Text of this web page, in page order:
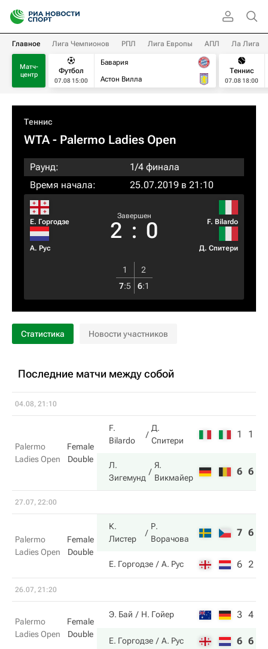
Главное Лига Чемпионов РПЛ Лига Европы АПЛ Ла Лига
Матч-
центр
Футбол
07.08 15:00
Бавария
Астон Вилла
Теннис
07.08 18:00
Теннис
WTA- Palermo Ladies Open
Раунд:
1/4 финала
Время начала:
25.07.2019 в 21:10
Е. Горгодзе
А. Рус
Завершен
2 : 0 F. Bilardo
Д. Спитери
1
2
7:5 6:1
Статистика Новости участников
Последние матчи между собой
04.08, 21:10
Palermo
Ladies Open
Female
Double
F.
Bilardo
Д.
Спитери
1 1
Л.
Зигемунд
Я.
Викмайер
6 6
27.07, 22:00
Palermo
Ladies Open
Female
Double
К.
Листер
Р.
Ворачова
7 6
Е. Горгодзе А. Рус 6 2
26.07, 21:20
Palermo
Ladies Open
Female
Double
Э. Бай Н. Гойер 3 4
Е. Горгодзе А. Рус 6 6